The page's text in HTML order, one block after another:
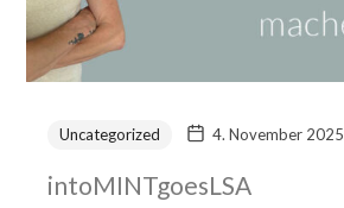
Uncategorized 4. November 2025
intoMINTgoesLSA